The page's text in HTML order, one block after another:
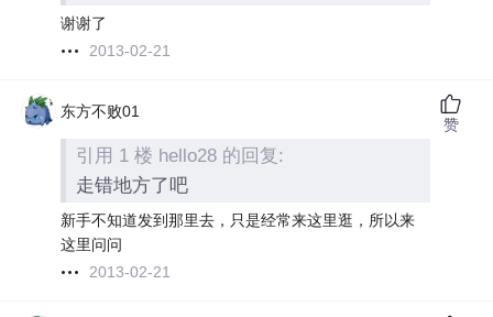
谢谢了
2013-02-21
东方不败01
引用 1 楼 hello28 的回复:
走错地方了吧
新手不知道发到那里去，只是经常来这里逛，所以来
这里问问
2013-02-21
赞